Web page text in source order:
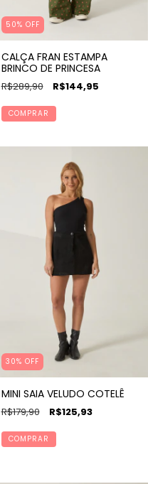
50% OFF
CALÇA FRAN ESTAMPA
BRINCO DE PRINCESA
R$289,90 R$144,95
COMPRAR
30% OFF
MINI SAIA VELUDO COTELÊ
R$179,90 R$125,93
COMPRAR